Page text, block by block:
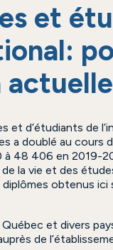
et
et d’étudiants de
a doublé au cours
48 406 en 2019-
la vie et des
obtenus
et divers
de